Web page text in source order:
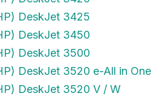
DeskJet 3425
DeskJet 3450
DeskJet 3500
DeskJet 3520 e-All in One
DeskJet 3520 V / W